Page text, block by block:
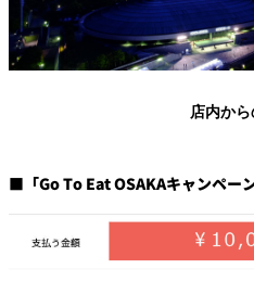
店内か
■「Go To Eat OSAKAキャンペー